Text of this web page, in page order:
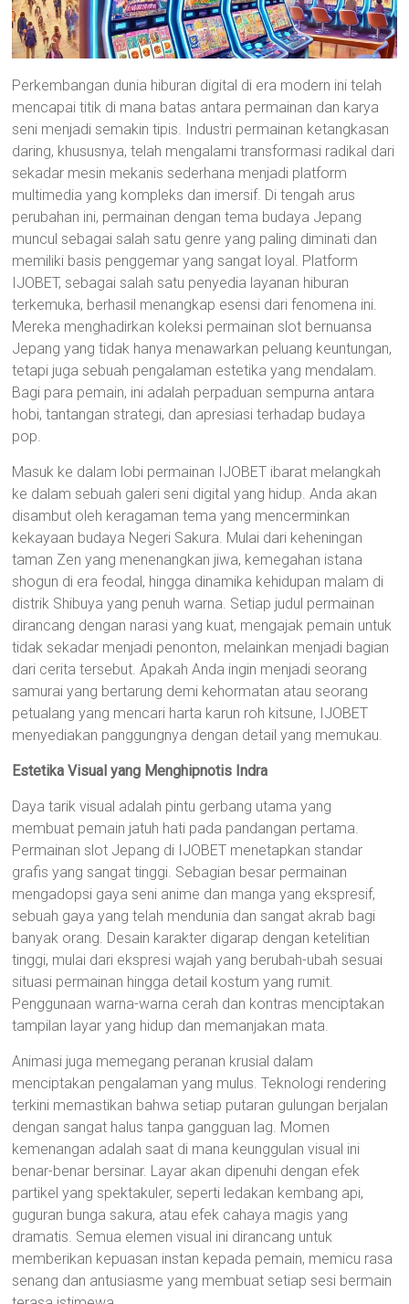
Perkembangan dunia hiburan digital di era modern ini telah
mencapai titik di mana batas antara permainan dan karya
seni menjadi semakin tipis. Industri permainan ketangkasan
daring, khususnya, telah mengalami transformasi radikal dari
sekadar mesin mekanis sederhana menjadi platform
multimedia yang kompleks dan imersif. Di tengah arus
perubahan ini, permainan dengan tema budaya Jepang
muncul sebagai salah satu genre yang paling diminati dan
memiliki basis penggemar yang sangat loyal. Platform
IJOBET, sebagai salah satu penyedia layanan hiburan
terkemuka, berhasil menangkap esensi dari fenomena ini.
Mereka menghadirkan koleksi permainan slot bernuansa
Jepang yang tidak hanya menawarkan peluang keuntungan,
tetapi juga sebuah pengalaman estetika yang mendalam.
Bagi para pemain, ini adalah perpaduan sempurna antara
hobi, tantangan strategi, dan apresiasi terhadap budaya
pop.
Masuk ke dalam lobi permainan IJOBET ibarat melangkah
ke dalam sebuah galeri seni digital yang hidup. Anda akan
disambut oleh keragaman tema yang mencerminkan
kekayaan budaya Negeri Sakura. Mulai dari keheningan
taman Zen yang menenangkan jiwa, kemegahan istana
shogun di era feodal, hingga dinamika kehidupan malam di
distrik Shibuya yang penuh warna. Setiap judul permainan
dirancang dengan narasi yang kuat, mengajak pemain untuk
tidak sekadar menjadi penonton, melainkan menjadi bagian
dari cerita tersebut. Apakah Anda ingin menjadi seorang
samurai yang bertarung demi kehormatan atau seorang
petualang yang mencari harta karun roh kitsune, IJOBET
menyediakan panggungnya dengan detail yang memukau.
Estetika Visual yang Menghipnotis Indra
Daya tarik visual adalah pintu gerbang utama yang
membuat pemain jatuh hati pada pandangan pertama.
Permainan slot Jepang di IJOBET menetapkan standar
grafis yang sangat tinggi. Sebagian besar permainan
mengadopsi gaya seni anime dan manga yang ekspresif,
sebuah gaya yang telah mendunia dan sangat akrab bagi
banyak orang. Desain karakter digarap dengan ketelitian
tinggi, mulai dari ekspresi wajah yang berubah-ubah sesuai
situasi permainan hingga detail kostum yang rumit.
Penggunaan warna-warna cerah dan kontras menciptakan
tampilan layar yang hidup dan memanjakan mata.
Animasi juga memegang peranan krusial dalam
menciptakan pengalaman yang mulus. Teknologi rendering
terkini memastikan bahwa setiap putaran gulungan berjalan
dengan sangat halus tanpa gangguan lag. Momen
kemenangan adalah saat di mana keunggulan visual ini
benar-benar bersinar. Layar akan dipenuhi dengan efek
partikel yang spektakuler, seperti ledakan kembang api,
guguran bunga sakura, atau efek cahaya magis yang
dramatis. Semua elemen visual ini dirancang untuk
memberikan kepuasan instan kepada pemain, memicu rasa
senang dan antusiasme yang membuat setiap sesi bermain